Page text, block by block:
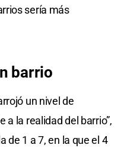
sería más
barrio
un nivel de
a la realidad del barrio”,
de 1 a 7, en la que el 4